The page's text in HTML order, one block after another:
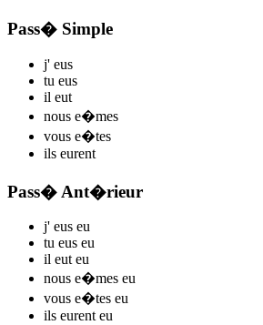
Pass� Simple
j' eus
tu eus
il eut
nous e�mes
vous e�tes
ils eurent
Pass� Ant�rieur
j' eus eu
tu eus eu
il euteu
nous e�mes eu
vous e�tes eu
ils eurenteu